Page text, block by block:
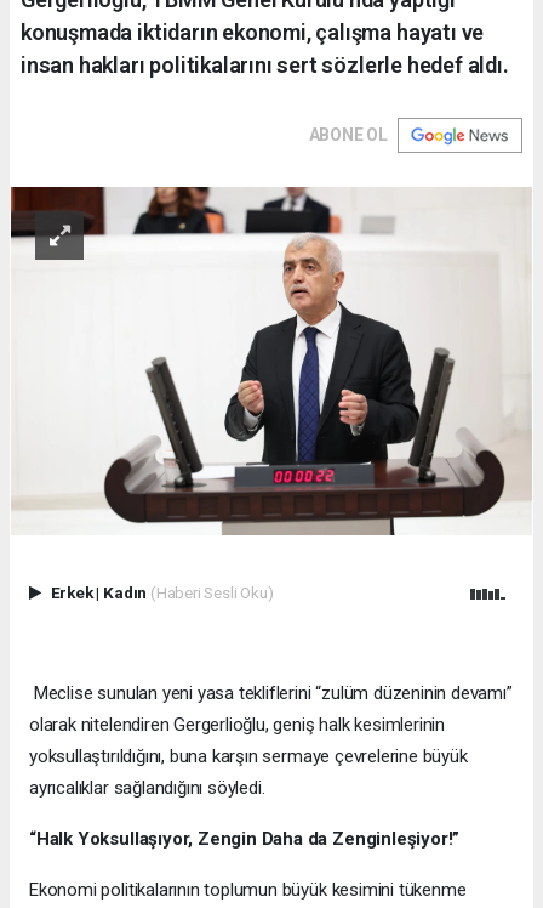
konuşmada iktidarın ekonomi, çalışma hayatı ve
insan hakları politikalarını sert sözlerle hedef aldı.
ABONE OL
Erkek| Kadın (Haberi Sesli Oku)
Meclise sunulan yeni yasa tekliflerini “zulüm düzeninin devamı”
olarak nitelendiren Gergerlioğlu, geniş halk kesimlerinin
yoksullaştırıldığını, buna karşın sermaye çevrelerine büyük
ayrıcalıklar sağlandığını söyledi.
“Halk Yoksullaşıyor, Zengin Daha da Zenginleşiyor!”
Ekonomi politikalarının toplumun büyük kesimini tükenme